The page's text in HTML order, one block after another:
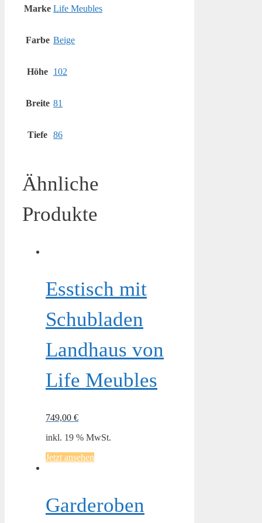
Marke Life Meubles
Farbe Beige
Höhe 102
Breite 81
Tiefe 86
Ähnliche
Produkte
Esstisch mit
Schubladen
Landhaus von
Life Meubles
749,00 €
inkl. 19 % MwSt.
Jetzt ansehen
Garderoben